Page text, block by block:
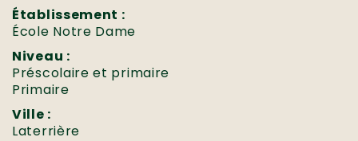
Établissement :
École Notre Dame
Niveau :
Préscolaire et primaire
Primaire
Ville :
Laterrière